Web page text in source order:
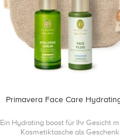
Primavera Face Care
Ein Hydrating boost für Ihr Gesicht
Kosmetiktasche als